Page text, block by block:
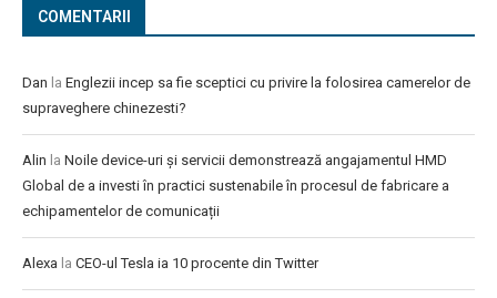
COMENTARII
Dan la Englezii incep sa fie sceptici cu privire la folosirea camerelor de
supraveghere chinezesti?
Alin la Noile device-uri și servicii demonstrează angajamentul HMD
Global de a investi în practici sustenabile în procesul de fabricare a
echipamentelor de comunicații
Alexa la CEO-ul Tesla ia 10 procente din Twitter